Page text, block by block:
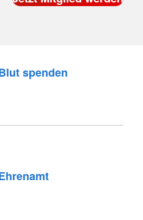
spenden